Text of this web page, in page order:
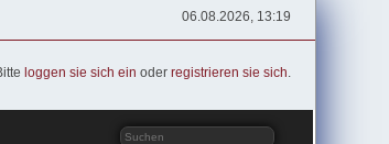
06.08.2026, 13:19
loggen sie sich ein oderregistrieren sie sich.